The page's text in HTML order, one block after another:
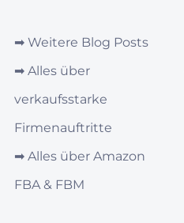
➡︎ Weitere Blog Posts
➡︎ Alles über
verkaufsstarke
Firmenauftritte
➡︎ Alles über Amazon
FBA & FBM